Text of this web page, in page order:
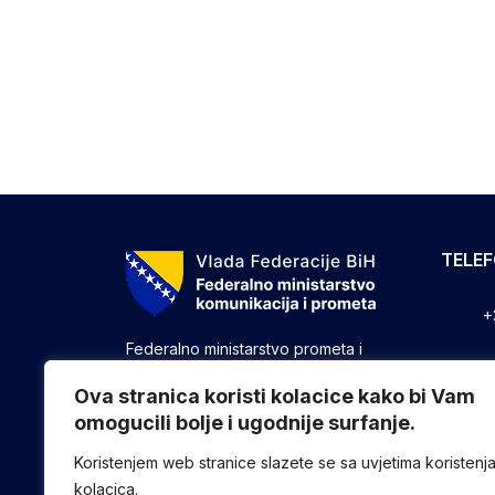
Ova stranica koristi kolacice kako bi Vam
omogucili bolje i ugodnije surfanje.
Koristenjem web stranice slazete se sa uvjetima koristenja
kolacica.
Federalno ministarstvo prometa i
druge poslove utvrđene zakonom koji
se odnose na ostvarivanje nadležnosti
Federacije u oblasti prometa i
komunikacija.